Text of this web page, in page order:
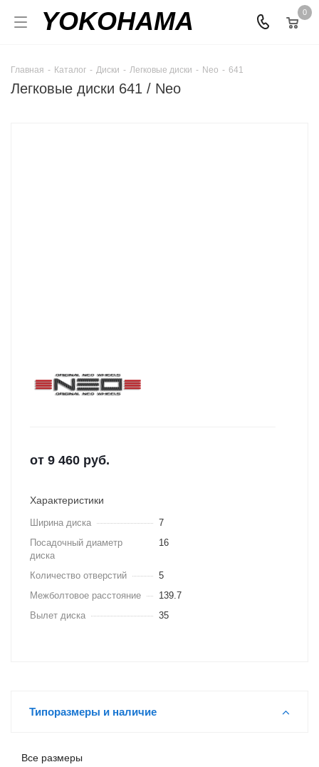
YOKOHAMA 0
Главная - Каталог - Диски - Легковые диски - Neo - 641
Легковые диски 641 / Neo
от 9 460 руб.
Характеристики
Ширина диска
7
Посадочный диаметр
диска
16
Количество отверстий
5
Межболтовое расстояние
139.7
Вылет диска
35
Типоразмеры и наличие
Все размеры